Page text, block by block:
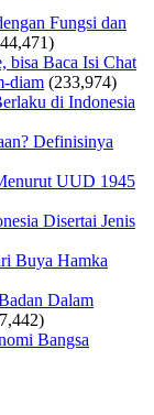
Fungsi dan
bisa Baca Isi Chat
diam (233,974)
di Indonesia
Definisinya
UUD 1945
Disertai Jenis
Buya Hamka
Dalam
Bangsa